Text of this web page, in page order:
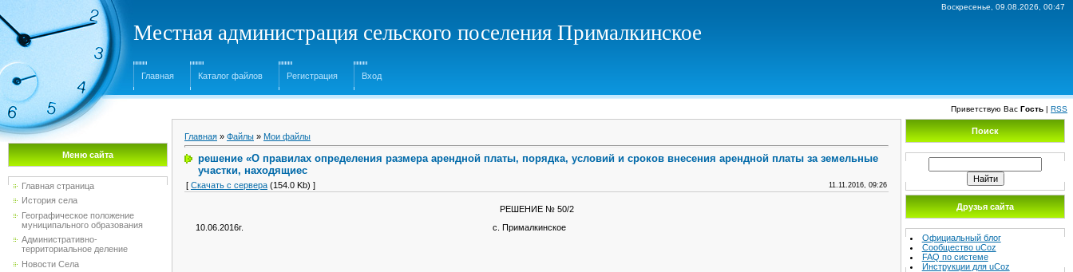
Воскресенье, 09.08.2026, 00:47
Местная администрация сельского поселения Прималкинское
Главная Каталог файлов Регистрация Вход
Приветствую Вас Гость | RSS
Меню сайта
Главная страница
История села
Географическое положение
муниципального образования
Административно-
территориальное деление
Новости Села
Главная » Файлы » Мои файлы
решение «О правилах определения размера арендной платы, порядка, условий и сроков внесения арендной платы за земельные
участки, находящиес
[ Скачать с сервера (154.0 Kb) ] 11.11.2016, 09:26
РЕШЕНИЕ № 50/2
10.06.2016г. с. Прималкинское
Поиск
Друзья сайта
Официальный блог
Сообщество uCoz
FAQ по системе
Инструкции для uCoz